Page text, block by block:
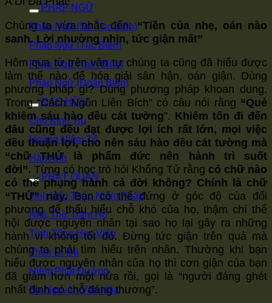
PHÁP NGỮ
Pháp Ngữ (Sơ Tục Biên)
Pháp Ngữ (Tục Biên)
Pháp Ngữ (Tam Biên)
Pháp Ngữ (Đoản Biên)
ĐẠO HỮU
Chu Kính Trụ
Hoàng Niệm Tổ
Hàn Anh
PHẬT QUÁN
Tinh Yếu Thập Niệm Pháp
Nhà Thờ Trăm Họ
Tịnh Tông Học Viện
Thôn Di Đà
Niệm Phật Đường
Đa Nguyên Văn Hóa
Chúng ta vừa nhắc đến:“Tiền của nhẹ, oán nào
sanh. Lời nhường nhịn, tức giận mất”
Hôm qua từ trên văn tự chúng ta cũng đã hiểu được
làm thế nào để hóa giải sân hận, oán giận. Dùng
phương pháp gì? Dùng phương pháp khoan dung.
Trong “Cách Ngôn Liên Bích” có câu nói rằng “Quẻ
khiêm sáu hào đều cát tường”. Khiêm tốn đi đến
đâu cũng đều đạt được lợi ích rất lớn, mọi việc
đều thuận lợi, cho nên sáu hào đều cát tường mà
“chữ THỨ là phẩm đức nên hành trì suốt
đời”. Từng có học trò hỏi Khổng Tử rằng có chữ nào
có thể phụng hành cả đời không? Chính là chữ
“THỨ” này.Bạn có thể đứng ở góc độ của đối
phương để thấu hiểu chỗ khó của họ, thậm chí thể
hội được nguyên nhân tại sao họ lại gây ra những
hành vi không tốt đó. Đừng tức giận trên quả mà
chúng ta phải tìm hiểu trên nhân. Thường khi bạn
hiểu được nguyên nhân của họ thì cơn giận của bạn
đã giảm hơn một nửa rồi, gọi là “người đáng ghét
nhất định có chỗ đáng thương”.